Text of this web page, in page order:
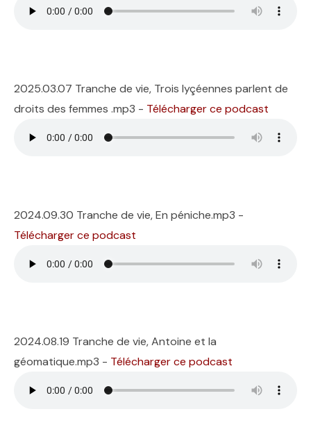
2025.03.07 Tranche de vie, Trois lyçéennes parlent de
droits des femmes .mp3 - Télécharger ce podcast
2024.09.30 Tranche de vie, En péniche.mp3 -
Télécharger ce podcast
2024.08.19 Tranche de vie, Antoine et la
géomatique.mp3 - Télécharger ce podcast